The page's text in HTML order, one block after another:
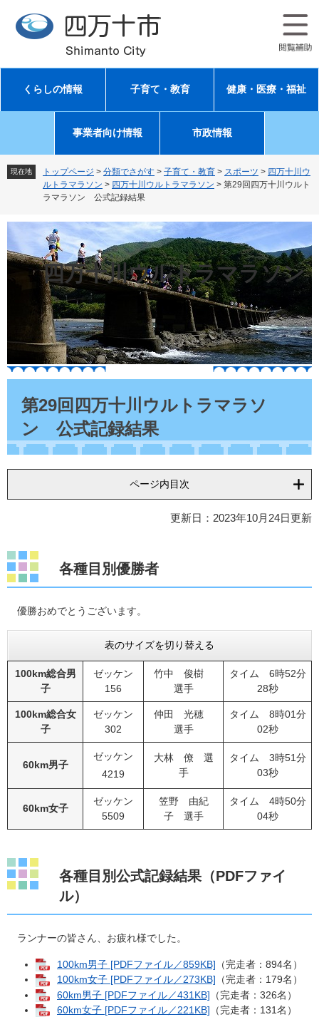
先
す
を
し
文
くらしの情報 子育て・教育 健康・医療・福祉
事業者向け情報 市政情報
現在地 トップページ > 分類でさがす > 子育て・教育 > スポーツ > 四万十川ウ
ルトラマラソン > 四万十川ウルトラマラソン > 第29回四万十川ウルト
ラマラソン 公式記録結果
四万十川ウルトラマラソン
第29回四万十川ウルトラマラソ
ン 公式記録結果
ページ内目次
更新日：2023年10月24日更新
各種目別優勝者
優勝おめでとうございます。
表のサイズを切り替える
100km総合男
子
ゼッケン
156
竹中 俊樹
選手
タイム 6時52分
28秒
100km総合女
子
ゼッケン
302
仲田 光穂
選手
タイム 8時01分
02秒
60km男子
ゼッケン
4219
大林 僚 選
手
タイム 3時51分
03秒
60km女子
ゼッケン
5509
笠野 由紀
子 選手
タイム 4時50分
04秒
各種目別公式記録結果（PDFファイ
ル）
ランナーの皆さん、お疲れ様でした。
100km男子 [PDFファイル／859KB] （完走者：894名）
100km女子 [PDFファイル／273KB] （完走者：179名）
60km男子 [PDFファイル／431KB] （完走者：326名）
60km女子 [PDFファイル／221KB] （完走者：131名）